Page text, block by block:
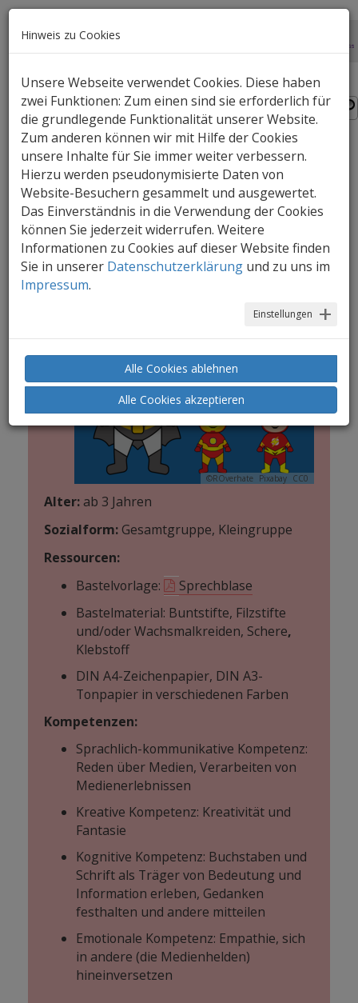
Was der Medienheld erzählt
Die Medienhelden der Kinder sinnvoll in
den Kindergartenalltag integrieren - eine
Idee zur Literacy-Arbeit.
©ROverhate Pixabay CC0
Alter: ab 3 Jahren
Sozialform: Gesamtgruppe, Kleingruppe
Ressourcen:
Bastelvorlage:
Sprechblase
Bastelmaterial: Buntstifte, Filzstifte
und/oder Wachsmalkreiden, Schere,
Klebstoff
DIN A4-Zeichenpapier, DIN A3-
Tonpapier in verschiedenen Farben
Kompetenzen:
Sprachlich-kommunikative Kompetenz:
Reden über Medien, Verarbeiten von
Medienerlebnissen
Kreative Kompetenz: Kreativität und
Fantasie
Kognitive Kompetenz: Buchstaben und
Schrift als Träger von Bedeutung und
Information erleben, Gedanken
festhalten und andere mitteilen
Emotionale Kompetenz: Empathie, sich
in andere (die Medienhelden)
hineinversetzen
Hinweis zu Cookies
Unsere Webseite verwendet Cookies. Diese haben
zwei Funktionen: Zum einen sind sie erforderlich für
die grundlegende Funktionalität unserer Website.
Zum anderen können wir mit Hilfe der Cookies
unsere Inhalte für Sie immer weiter verbessern.
Hierzu werden pseudonymisierte Daten von
Website-Besuchern gesammelt und ausgewertet.
Das Einverständnis in die Verwendung der Cookies
können Sie jederzeit widerrufen. Weitere
Informationen zu Cookies auf dieser Website finden
Sie in unserer Datenschutzerklärung und zu uns im
Impressum.
Einstellungen
Alle Cookies ablehnen
Alle Cookies akzeptieren